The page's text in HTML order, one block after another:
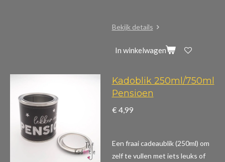
Bekijk details
In winkelwagen
Kadoblik 250ml/750ml
Pensioen
€ 4,99
Een fraai cadeaublik (250ml) om
zelf te vullen met iets leuks of